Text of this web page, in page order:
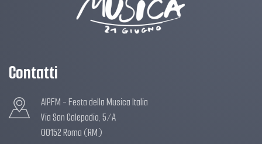
Contatti
AIPFM - Festa della Musica Italia
Via San Calepodio, 5/A
00152 Roma (RM)